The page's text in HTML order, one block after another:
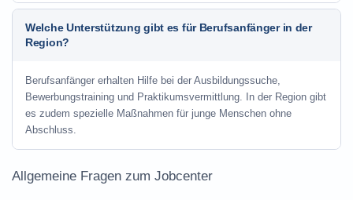
Welche Unterstützung gibt es für Berufsanfänger in der
Region?
Berufsanfänger erhalten Hilfe bei der Ausbildungssuche,
Bewerbungstraining und Praktikumsvermittlung. In der Region gibt
es zudem spezielle Maßnahmen für junge Menschen ohne
Abschluss.
Allgemeine Fragen zum Jobcenter